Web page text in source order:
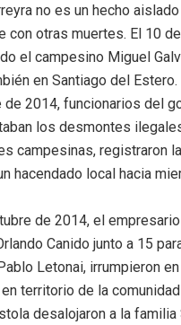
no es un hecho
con otras muertes. El 10
el campesino Miguel
en Santiago del Estero.
de 2014, funcionarios del
los desmontes
campesinas, registraron
hacendado local hacia
de 2014, el
Canido junto a 15
Letonai, irrumpieron
territorio de la
desalojaron a la